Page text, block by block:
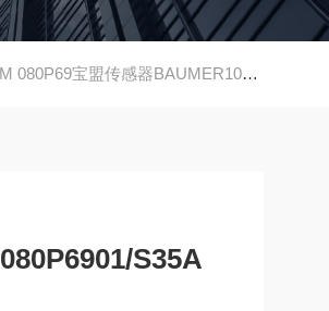
盟传感器BAUMER10162165 FGUM 080P6901/S35A
S35A